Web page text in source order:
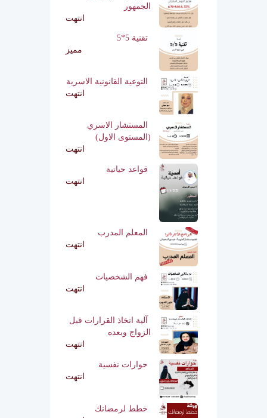
الجمهور
انتهت
تقنية 5*5
مميز
التوعية القانونية الاسرية
انتهت
المستشار الاسري
(المستوى الاول)
انتهت
قواعد حياتية
انتهت
المعلم المدرب
انتهت
فهم الشخصيات
انتهت
آلية اتخاذ القرارات قبل
الزواج وبعده
انتهت
حوارات نفسية
انتهت
خطط لرمضانك